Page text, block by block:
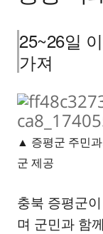
25~26일
가져
▲ 증평군 주민
군 제공
충북 증평군
며 군민과 함